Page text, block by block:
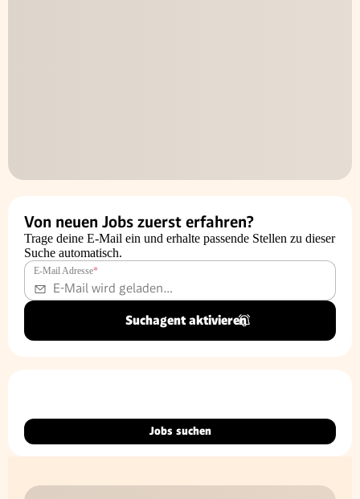
Von neuen Jobs zuerst erfahren?
Trage deine E-Mail ein und erhalte passende Stellen zu dieser
Suche automatisch.
E-Mail Adresse*
Suchagent aktivieren
Jobs suchen